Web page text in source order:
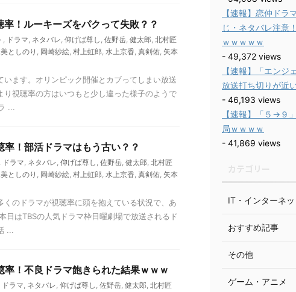
率！ルーキーズをパクって失敗？？
, ドラマ, ネタバレ, 仰げば尊し , 佐野岳, 健太郎, 北村匠
としのり , 岡崎紗絵, 村上虹郎, 水上京香, 真剣佑, 矢本
います。オリンピック開催とカブってしまい放送
り視聴率の方はいつもと少し違った様子のようで
...
率！部活ドラマはもう古い？？
, ドラマ, ネタバレ, 仰げば尊し , 佐野岳, 健太郎, 北村匠
としのり , 岡崎紗絵, 村上虹郎, 水上京香, 真剣佑, 矢本
のドラマが視聴率に頭を抱えている状況で、あ
日はTBSの人気ドラマ枠日曜劇場で放送されるド
...
率！不良ドラマ飽きられた結果ｗｗｗ
ドラマ, ネタバレ, 仰げば尊し , 佐野岳, 健太郎, 北村匠
【速報】恋仲ドラ
じ・ネタバレ注意
ｗｗｗｗｗ
- 49,372 views
【速報】「エンジ
放送打ち切りが近
- 46,193 views
【速報】「５→９
局ｗｗｗｗ
- 41,869 views
IT・インターネッ
おすすめ記事
その他
ゲーム・アニメ